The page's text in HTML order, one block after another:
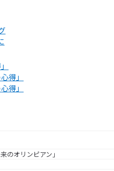
のオリンピアン」
得」
得」